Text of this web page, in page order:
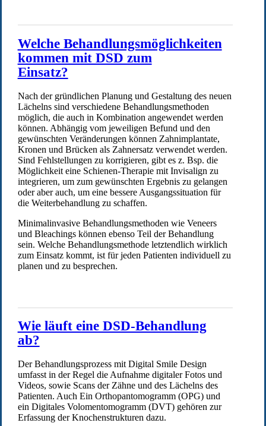
Welche Behandlungsmöglichkeiten
kommen mit DSD zum
Einsatz?
Nach der gründlichen Planung und Gestaltung des neuen
Lächelns sind verschiedene Behandlungsmethoden
möglich, die auch in Kombination angewendet werden
können. Abhängig vom jeweiligen Befund und den
gewünschten Veränderungen können Zahnimplantate,
Kronen und Brücken als Zahnersatz verwendet werden.
Sind Fehlstellungen zu korrigieren, gibt es z. Bsp. die
Möglichkeit eine Schienen-Therapie mit Invisalign zu
integrieren, um zum gewünschten Ergebnis zu gelangen
oder aber auch, um eine bessere Ausgangssituation für
die Weiterbehandlung zu schaffen.
Minimalinvasive Behandlungsmethoden wie Veneers
und Bleachings können ebenso Teil der Behandlung
sein. Welche Behandlungsmethode letztendlich wirklich
zum Einsatz kommt, ist für jeden Patienten individuell zu
planen und zu besprechen.
Wie läuft eine DSD-Behandlung
ab?
Der Behandlungsprozess mit Digital Smile Design
umfasst in der Regel die Aufnahme digitaler Fotos und
Videos, sowie Scans der Zähne und des Lächelns des
Patienten. Auch Ein Orthopantomogramm (OPG) und
ein Digitales Volomentomogramm (DVT) gehören zur
Erfassung der Knochenstrukturen dazu.